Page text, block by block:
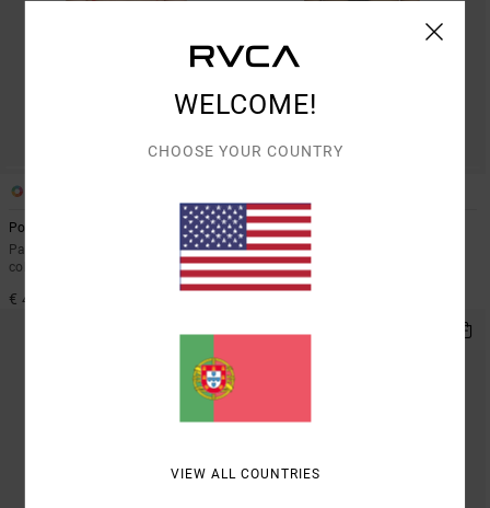
Poppies Medium French
Parte de baixo de biquíni com
cobertura média Vermelho Mulher
€ 45,00
Deep Vibe
Parte de baixo de biquíni com
atilhos Castanho Mulher
WELCOME!
CHOOSE YOUR COUNTRY
VIEW ALL COUNTRIES